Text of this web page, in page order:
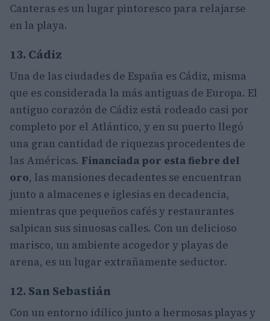
Canteras es un lugar pintoresco para relajarse
en la playa.
13. Cádiz
Una de las ciudades de España es Cádiz, misma
que es considerada la más antiguas de Europa. El
antiguo corazón de Cádiz está rodeado casi por
completo por el Atlántico, y en su puerto llegó
una gran cantidad de riquezas procedentes de
las Américas. Financiada por esta fiebre del
oro, las mansiones decadentes se encuentran
junto a almacenes e iglesias en decadencia,
mientras que pequeños cafés y restaurantes
salpican sus sinuosas calles. Con un delicioso
marisco, un ambiente acogedor y playas de
arena, es un lugar extrañamente seductor.
12. San Sebastián
Con un entorno idílico junto a hermosas playas y